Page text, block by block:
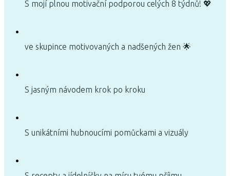
S mojí plnou motivační podporou celých 8 týdnů! 💖
ve skupince motivovaných a nadšených žen 🌟
S jasným návodem krok po kroku
S unikátními hubnoucími pomůckami a vizuály